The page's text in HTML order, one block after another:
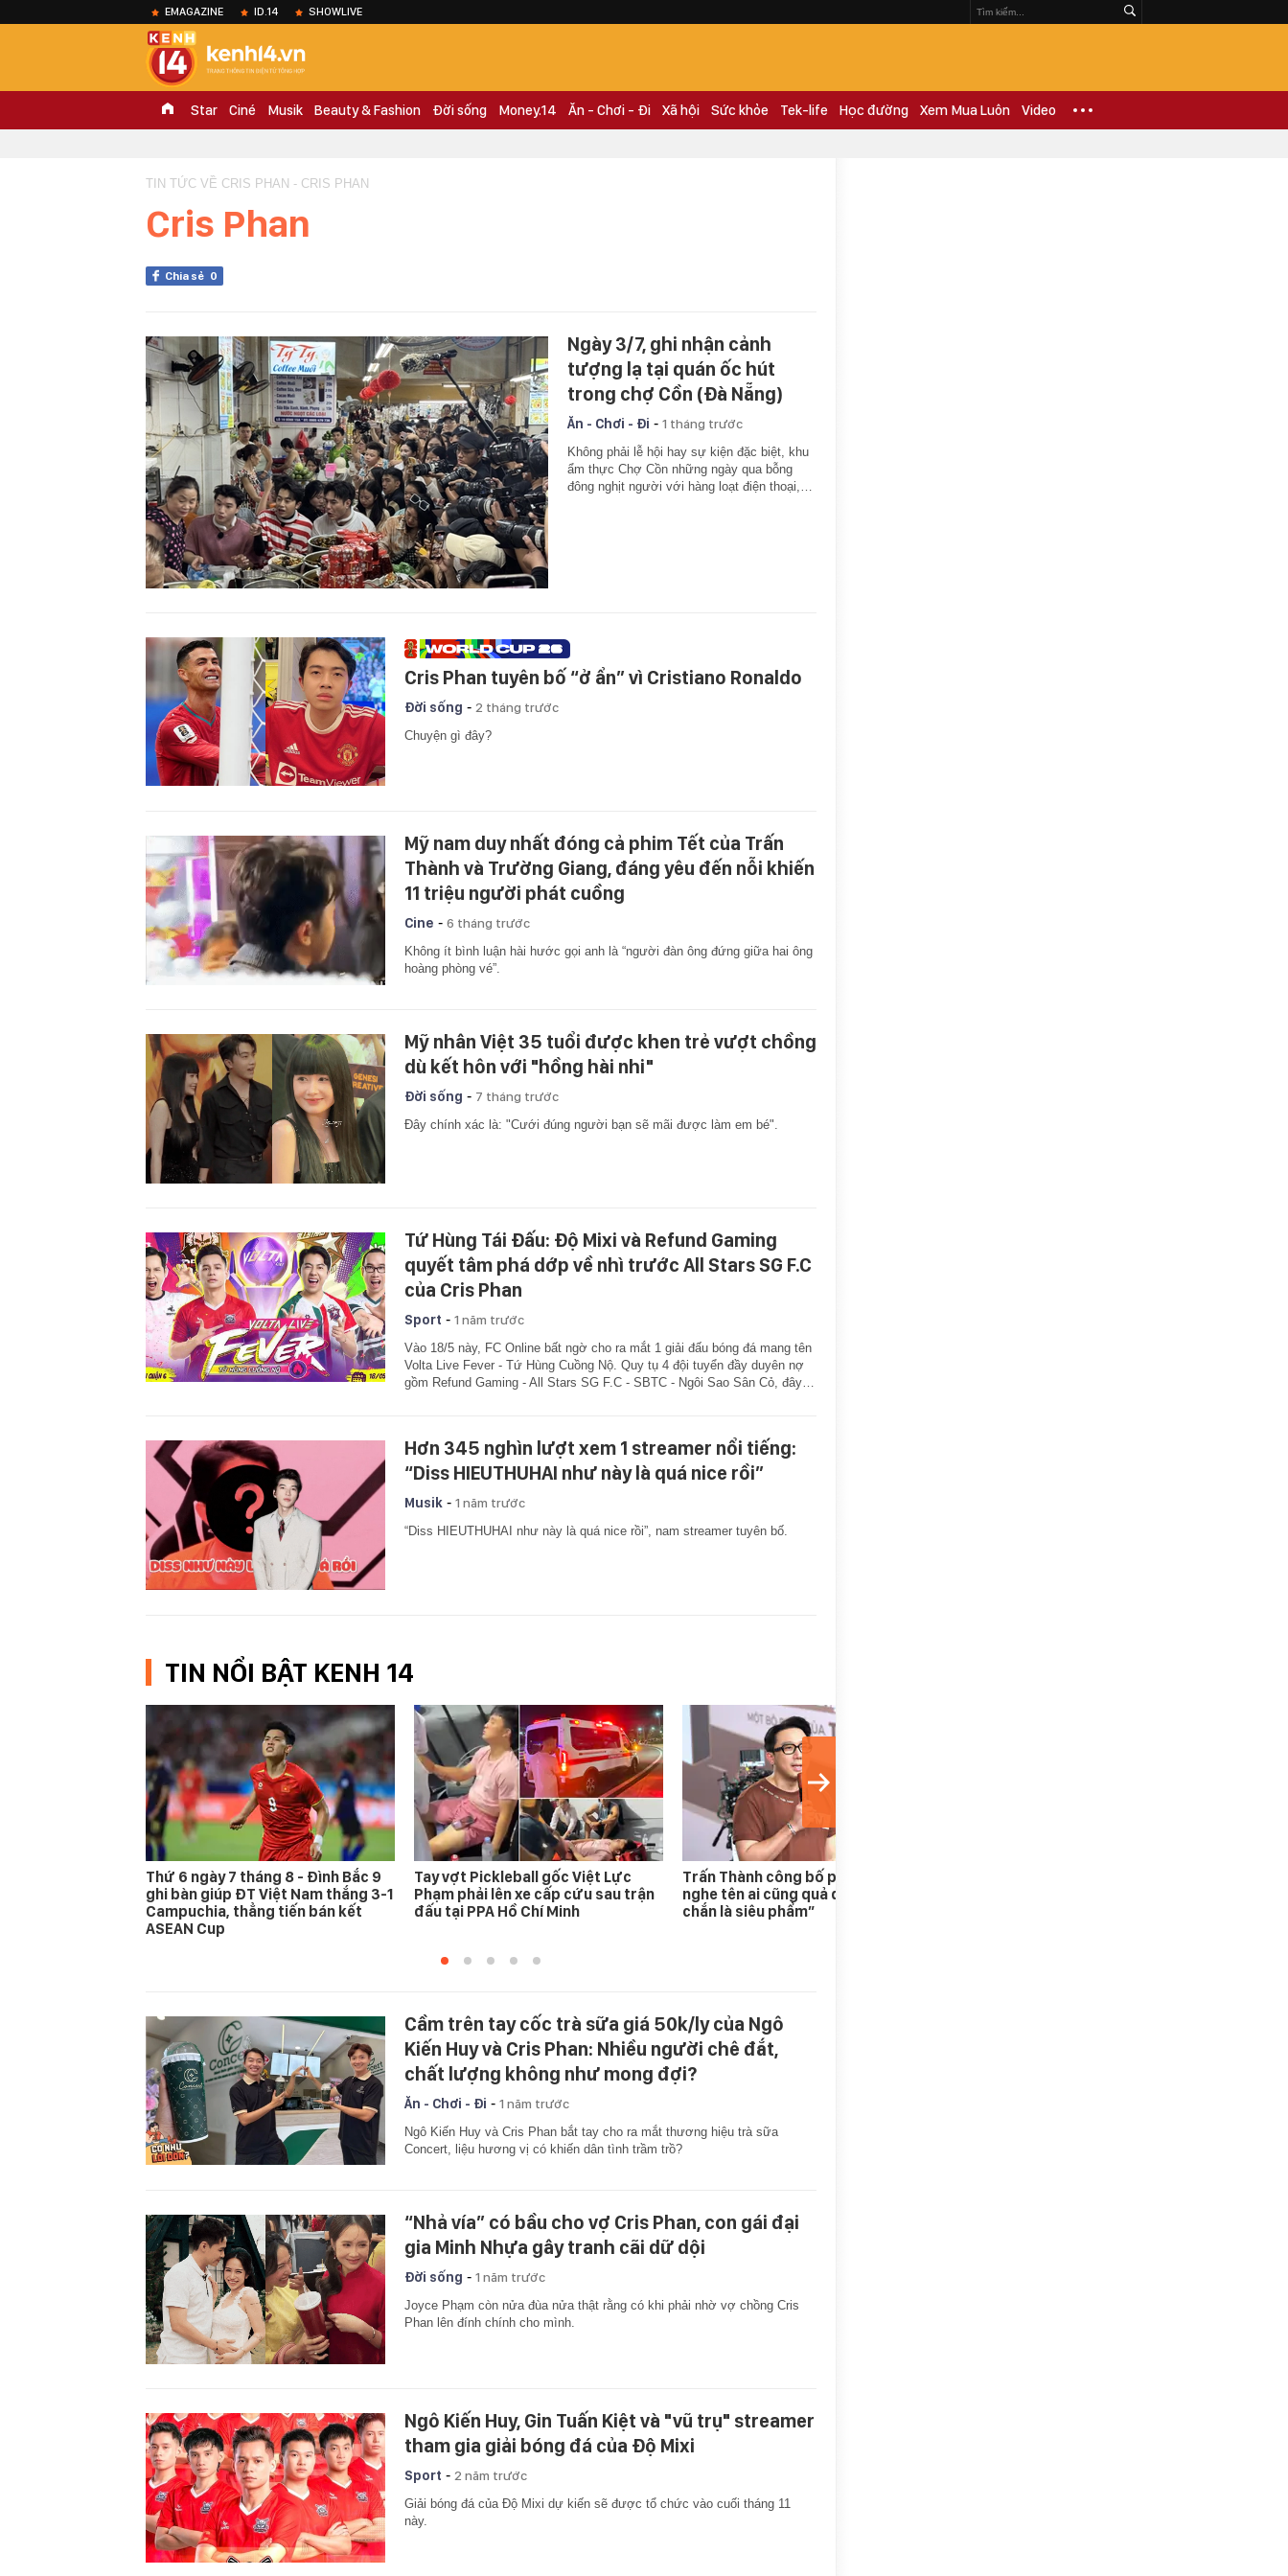
EMAGAZINE ID.14 SHOWLIVE
Star Ciné Musik Beauty & Fashion Đời sống Money.14 Ăn - Chơi - Đi Xã hội Sức khỏe Tek-life Học đường Xem Mua Luôn Video
TIN TỨC VỀ CRIS PHAN - CRIS PHAN
Cris Phan
Chia sẻ 0
Ngày 3/7, ghi nhận cảnh
tượng lạ tại quán ốc hút
trong chợ Cồn (Đà Nẵng)
Ăn - Chơi - Đi - 1 tháng trước
Không phải lễ hội hay sự kiện đặc biệt, khu
ẩm thực Chợ Cồn những ngày qua bỗng
đông nghịt người với hàng loạt điện thoại,…
Cris Phan tuyên bố “ở ẩn” vì Cristiano Ronaldo
Đời sống - 2 tháng trước
Chuyện gì đây?
Mỹ nam duy nhất đóng cả phim Tết của Trấn
Thành và Trường Giang, đáng yêu đến nỗi khiến
11 triệu người phát cuồng
Cine - 6 tháng trước
Không ít bình luận hài hước gọi anh là “người đàn ông đứng giữa hai ông
hoàng phòng vé”.
Mỹ nhân Việt 35 tuổi được khen trẻ vượt chồng
dù kết hôn với "hồng hài nhi"
Đời sống - 7 tháng trước
Đây chính xác là: "Cưới đúng người bạn sẽ mãi được làm em bé".
Tứ Hùng Tái Đấu: Độ Mixi và Refund Gaming
quyết tâm phá dớp về nhì trước All Stars SG F.C
của Cris Phan
Sport - 1 năm trước
Vào 18/5 này, FC Online bất ngờ cho ra mắt 1 giải đấu bóng đá mang tên
Volta Live Fever - Tứ Hùng Cuồng Nộ. Quy tụ 4 đội tuyển đầy duyên nợ
gồm Refund Gaming - All Stars SG F.C - SBTC - Ngôi Sao Sân Cỏ, đây…
Hơn 345 nghìn lượt xem 1 streamer nổi tiếng:
“Diss HIEUTHUHAI như này là quá nice rồi”
Musik - 1 năm trước
“Diss HIEUTHUHAI như này là quá nice rồi”, nam streamer tuyên bố.
TIN NỔI BẬT KENH 14
Thứ 6 ngày 7 tháng 8 - Đình Bắc 9
ghi bàn giúp ĐT Việt Nam thắng 3-1
Campuchia, thẳng tiến bán kết
ASEAN Cup
Tay vợt Pickleball gốc Việt Lực
Phạm phải lên xe cấp cứu sau trận
đấu tại PPA Hồ Chí Minh
Trấn Thành công bố phim Tết 2027,
nghe tên ai cũng quả quyết “chắc
chắn là siêu phẩm”
Cầm trên tay cốc trà sữa giá 50k/ly của Ngô
Kiến Huy và Cris Phan: Nhiều người chê đắt,
chất lượng không như mong đợi?
Ăn - Chơi - Đi - 1 năm trước
Ngô Kiến Huy và Cris Phan bắt tay cho ra mắt thương hiệu trà sữa
Concert, liệu hương vị có khiến dân tình trầm trồ?
“Nhả vía” có bầu cho vợ Cris Phan, con gái đại
gia Minh Nhựa gây tranh cãi dữ dội
Đời sống - 1 năm trước
Joyce Phạm còn nửa đùa nửa thật rằng có khi phải nhờ vợ chồng Cris
Phan lên đính chính cho mình.
Ngô Kiến Huy, Gin Tuấn Kiệt và "vũ trụ" streamer
tham gia giải bóng đá của Độ Mixi
Sport - 2 năm trước
Giải bóng đá của Độ Mixi dự kiến sẽ được tổ chức vào cuối tháng 11
này.